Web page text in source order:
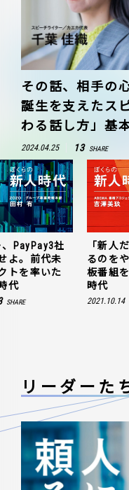
その話、相手の
誕生を支えたス
わる話し方」基
2024.04.25 13 SHARE
PayPay3社
よ。前代未
トを率いた
代
SHARE
「新人
るのを
板番組
時代
2021.10.14
リーダーた